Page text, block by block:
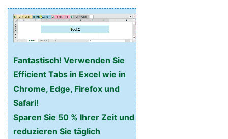
Fantastisch! Verwenden Sie
Efficient Tabs in Excel wie in
Chrome, Edge, Firefox und
Safari!
Sparen Sie 50 % Ihrer Zeit und
reduzieren Sie täglich